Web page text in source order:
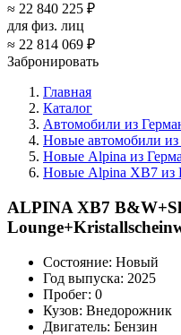
≈ 22 840 225 ₽
для физ. лиц
≈ 22 814 069 ₽
Забронировать
Главная
Каталог
Автомобили из
Новые автомобили
Новые Alpina из
Новые Alpina XB7 из
ALPINA XB7
Состояние: Новый
Год выпуска: 2025
Пробег: 0
Кузов: Внедорожник
Двигатель: Бензин